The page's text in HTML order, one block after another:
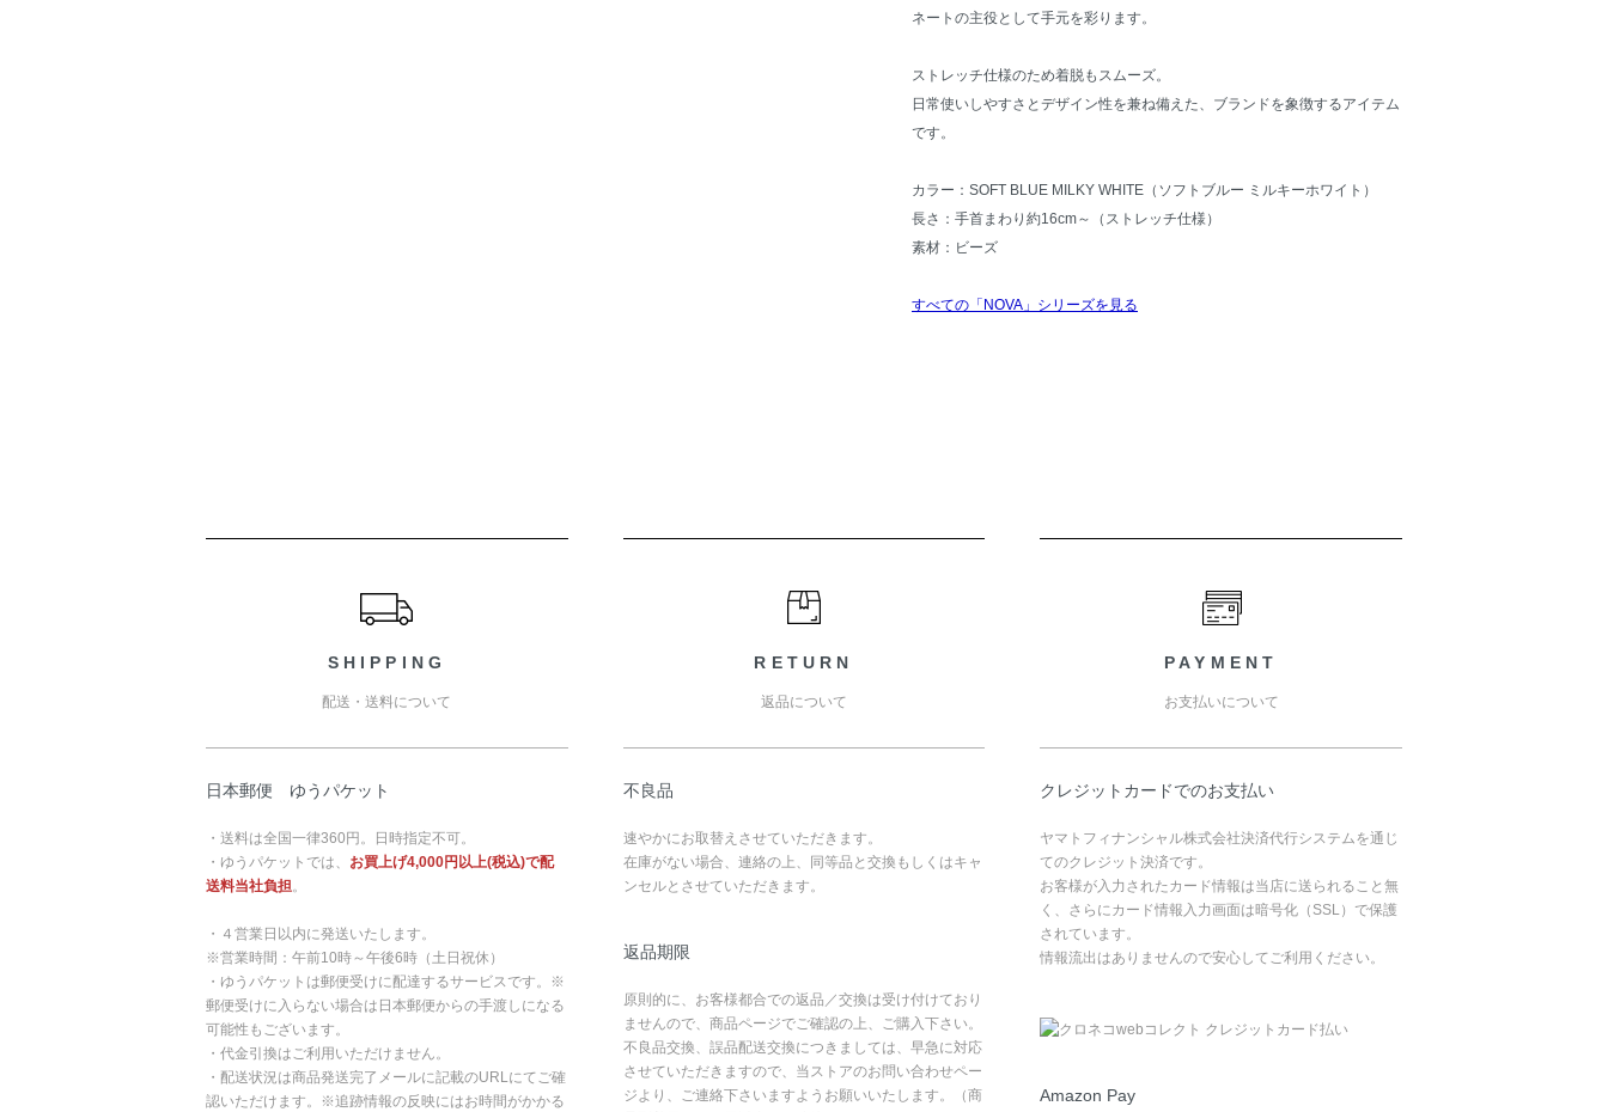
ネートの主役として手元を彩ります。
ストレッチ仕様のため着脱もスムーズ。
日常使いしやすさとデザイン性を兼ね備えた、ブランドを象徴するアイテム
です。
カラー：SOFT BLUE MILKY WHITE（ソフトブルー ミルキーホワイト）
長さ：手首まわり約16cm～（ストレッチ仕様）
素材：ビーズ
すべての「NOVA」シリーズを見る
SHIPPING
配送・送料について
日本郵便 ゆうパケット
・送料は全国一律360円。日時指定不可。
・ゆうパケットでは、 お買上げ4,000円以上(税込)で配
送料当社負担。
・４営業日以内に発送いたします。
※営業時間：午前10時～午後6時（土日祝休）
・ゆうパケットは郵便受けに配達するサービスです。※
郵便受けに入らない場合は日本郵便からの手渡しになる
可能性もございます。
・代金引換はご利用いただけません。
・配送状況は商品発送完了メールに記載のURLにてご確
認いただけます。※追跡情報の反映にはお時間がかかる
RETURN
返品について
不良品
速やかにお取替えさせていただきます。
在庫がない場合、連絡の上、同等品と交換もしくはキャ
ンセルとさせていただきます。
返品期限
原則的に、お客様都合での返品／交換は受け付けており
ませんので、商品ページでご確認の上、ご購入下さい。
不良品交換、誤品配送交換につきましては、早急に対応
させていただきますので、当ストアのお問い合わせペー
ジより、ご連絡下さいますようお願いいたします。（商
PAYMENT
お支払いについて
クレジットカードでのお支払い
ヤマトフィナンシャル株式会社決済代行システムを通じ
てのクレジット決済です。
お客様が入力されたカード情報は当店に送られること無
く、さらにカード情報入力画面は暗号化（SSL）で保護
されています。
情報流出はありませんので安心してご利用ください。
Amazon Pay